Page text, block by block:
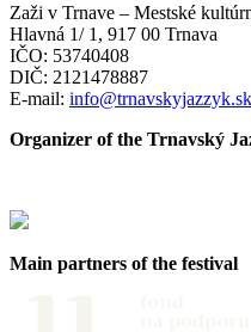
Zaži v Trnave – Mestské
Hlavná 1/ 1, 917 00 Trnava
IČO: 53740408
DIČ: 2121478887
E-mail: info@trnavskyjazzyk.sk
Organizer of the Trnavský
Main partners of the festival